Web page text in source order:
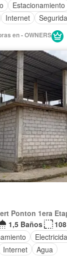
Estacionamiento
Internet
en - OWNERS
Ponton 1era
1,5 Baños
Internet Agua